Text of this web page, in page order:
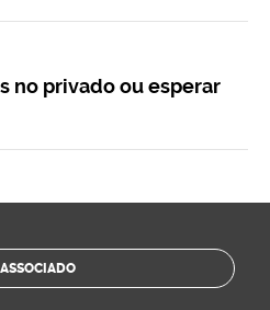
no privado ou esperar